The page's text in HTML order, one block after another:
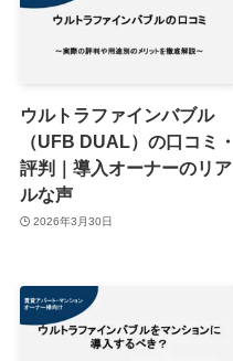
ウルトラファインバブル
（UFB DUAL）の口コミ・
評判｜導入オーナーのリア
ルな声
2026年3月30日